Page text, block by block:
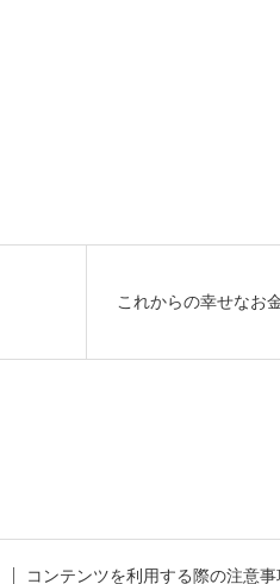
これからの幸せなお
コンテンツを利用する際の注意事